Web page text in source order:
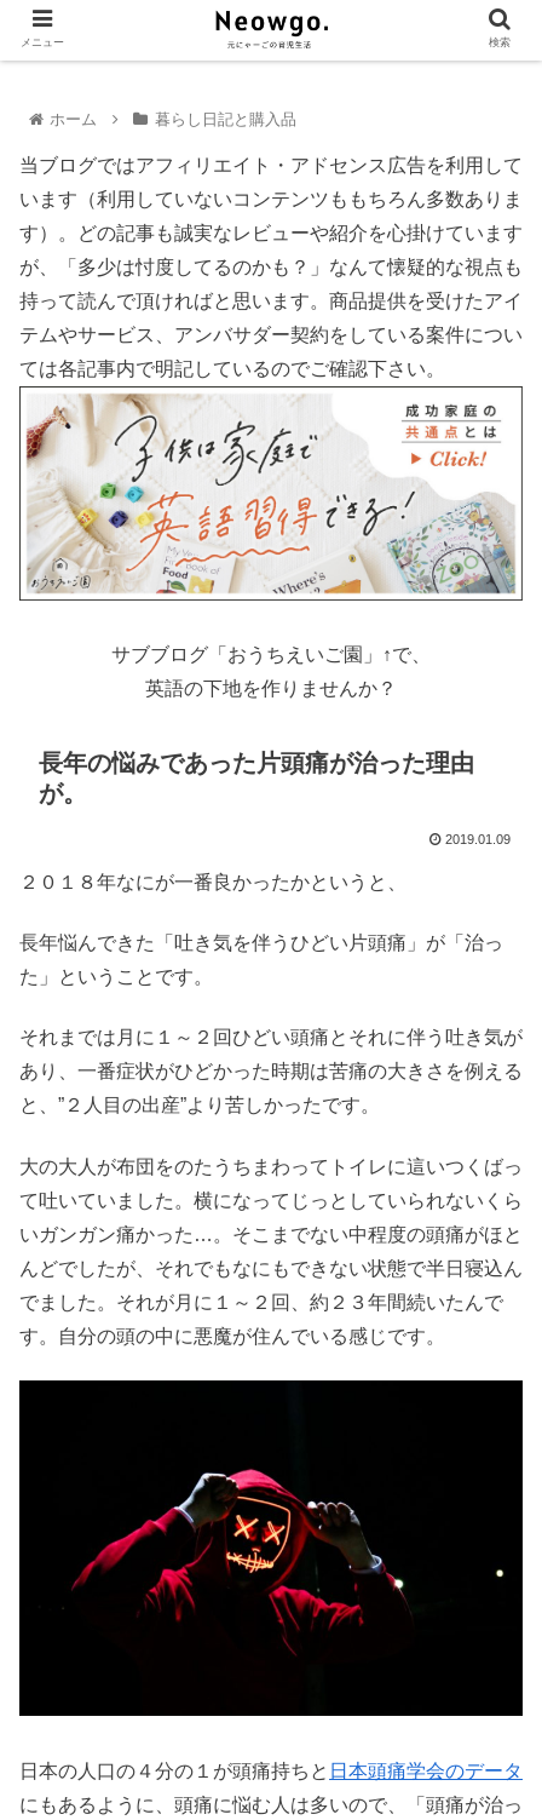
ホーム 暮らし日記と購入品
当ブログではアフィリエイト・アドセンス広告を利用して
います（利用していないコンテンツももちろん多数ありま
す）。どの記事も誠実なレビューや紹介を心掛けています
が、「多少は忖度してるのかも？」なんて懐疑的な視点も
持って読んで頂ければと思います。商品提供を受けたアイ
テムやサービス、アンバサダー契約をしている案件につい
ては各記事内で明記しているのでご確認下さい。
サブブログ「おうちえいご園」↑で、
英語の下地を作りませんか？
長年の悩みであった片頭痛が治った理由
が。
2019.01.09
２０１８年なにが一番良かったかというと、
長年悩んできた「吐き気を伴うひどい片頭痛」が「治っ
た」ということです。
それまでは月に１～２回ひどい頭痛とそれに伴う吐き気が
あり、一番症状がひどかった時期は苦痛の大きさを例える
と、”２人目の出産”より苦しかったです。
大の大人が布団をのたうちまわってトイレに這いつくばっ
て吐いていました。横になってじっとしていられないくら
いガンガン痛かった…。そこまでない中程度の頭痛がほと
んどでしたが、それでもなにもできない状態で半日寝込ん
でました。それが月に１～２回、約２３年間続いたんで
す。自分の頭の中に悪魔が住んでいる感じです。
日本の人口の４分の１が頭痛持ちと 日本頭痛学会のデータ
にもあるように、頭痛に悩む人は多いので、「頭痛が治っ
メニュー 検索